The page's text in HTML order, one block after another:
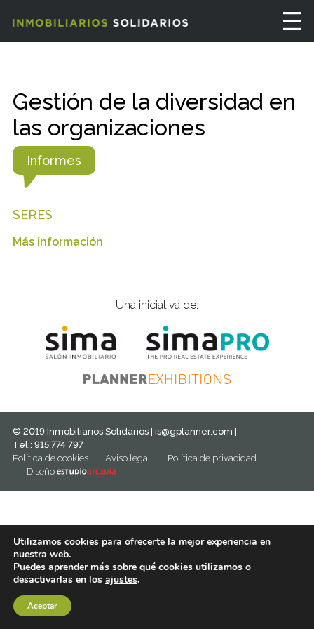
Gestión de la diversidad en
las organizaciones
Informes
SERES
Más información
Una iniciativa de:
© 2019 Inmobiliarios Solidarios | is@gplanner.com |
Tel.: 915 774 797
Política de cookies
Aviso legal
Política de privacidad
Diseño
Utilizamos cookies para ofrecerte la mejor experiencia en
nuestra web.
Puedes aprender más sobre qué cookies utilizamos o
desactivarlas en los ajustes.
Aceptar